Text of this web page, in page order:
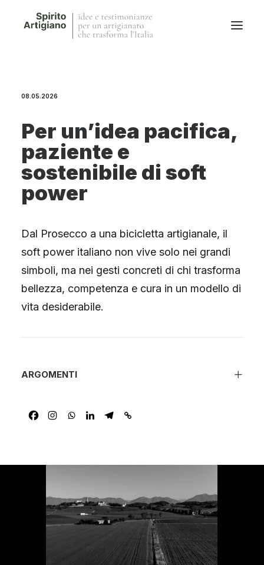
Magazine
QFG
Collaborano con noi
08.05.2026
Per un’idea pacifica,
paziente e
sostenibile di soft
power
Dal Prosecco a una bicicletta artigianale, il
soft power italiano non vive solo nei grandi
simboli, ma nei gesti concreti di chi trasforma
bellezza, competenza e cura in un modello di
vita desiderabile.
ARGOMENTI